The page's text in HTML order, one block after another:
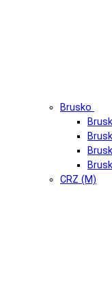
Brusko
CRZ (М)